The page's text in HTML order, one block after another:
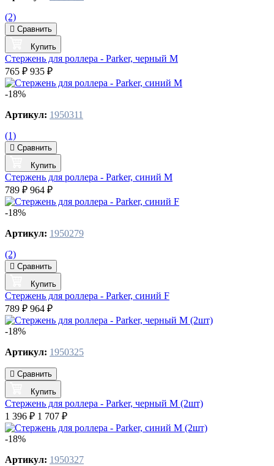
(2)
Сравнить
Купить
Стержень для роллера - Parker, черный M
765 ₽ 935 ₽
-18%
Артикул: 1950311
(1)
Сравнить
Купить
Стержень для роллера - Parker, синий M
789 ₽ 964 ₽
-18%
Артикул: 1950279
(2)
Сравнить
Купить
Стержень для роллера - Parker, синий F
789 ₽ 964 ₽
-18%
Артикул: 1950325
Сравнить
Купить
Стержень для роллера - Parker, черный M (2шт)
1 396 ₽ 1 707 ₽
-18%
Артикул: 1950327